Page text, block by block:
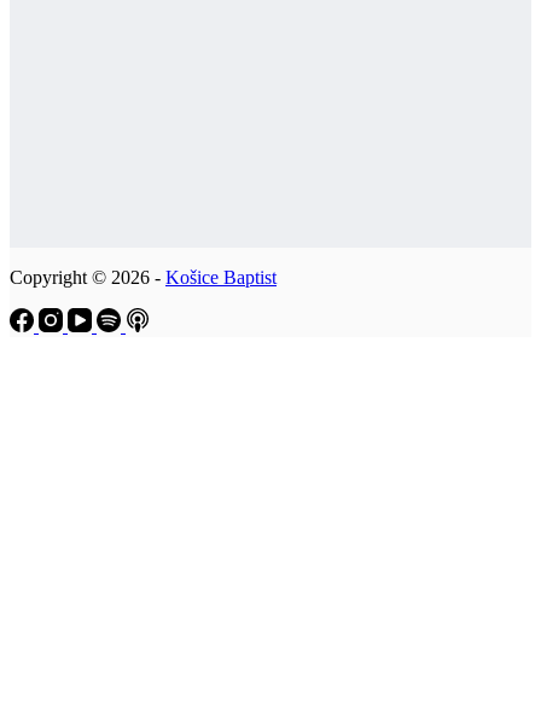
Copyright © 2026 - Košice Baptist